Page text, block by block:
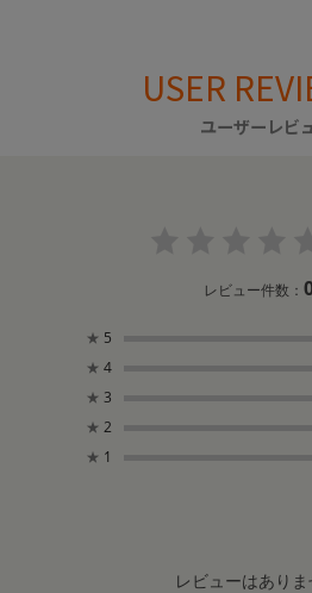
USER
ユーザーレビ
レビュー件数：
★ 5
★ 4
★ 3
★ 2
★ 1
レビューはありま